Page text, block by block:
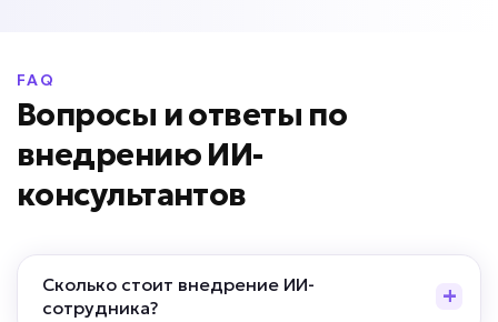
Негативные отзывы остаются без ответа?
определяет тональность, предлагает
ответы, уведомляет о негативе,
FAQ
Вопросы и ответы по
внедрению ИИ-
консультантов
Сколько стоит внедрение ИИ-
сотрудника?